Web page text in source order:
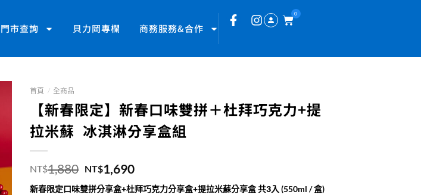
門市查詢 貝力岡專欄 商務服務&合作
0
首頁 / 全商品
【新春限定】新春口味雙拼＋杜拜巧克力+提
拉米蘇 冰淇淋分享盒組
NT$1,880 NT$1,690
新春限定口味雙拼分享盒+杜拜巧克力分享盒+提拉米蘇分享盒 共3入(550ml / 盒)